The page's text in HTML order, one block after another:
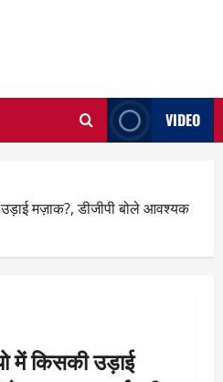
VIDEO
मज़ाक?, डीजीपी बोले आवश्यक
में किसकी उड़ाई